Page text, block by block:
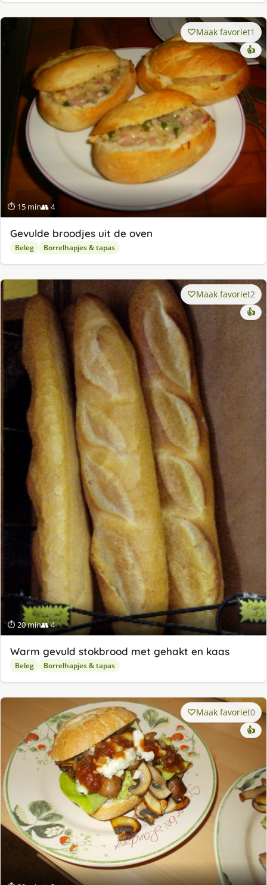
⏱ 15 min👥 4
Maak favoriet1
👍
Gevulde broodjes uit de oven
Beleg Borrelhapjes & tapas
⏱ 20 min👥 4
Maak favoriet2
👍
Warm gevuld stokbrood met gehakt en kaas
Beleg Borrelhapjes & tapas
Maak favoriet0
👍